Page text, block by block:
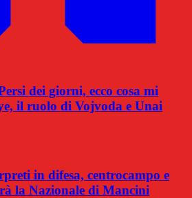
dei giorni, ecco cosa mi
il ruolo di Vojvoda e Unai
in difesa, centrocampo e
la Nazionale di Mancini